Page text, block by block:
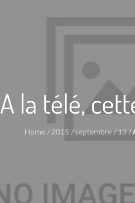
A la télé,
Home 2015 septembre 13